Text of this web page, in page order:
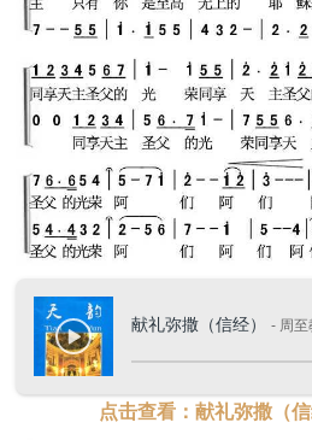
献礼弥撒（信经） - 周至
点击查看：献礼弥撒（